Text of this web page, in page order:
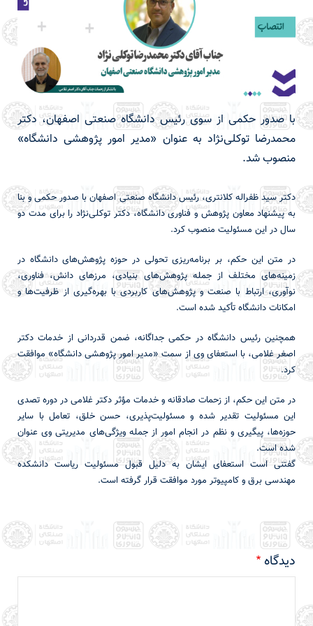
با صدور حکمی از سوی رئیس دانشگاه صنعتی اصفهان، دکتر
محمدرضا توکلی‌نژاد به عنوان «مدیر امور پژوهشی دانشگاه»
منصوب شد.
دکتر سید ظفراله کلانتری، رئیس دانشگاه صنعتی اصفهان با صدور حکمی و بنا
به پیشنهاد معاون پژوهش و فناوری دانشگاه، دکتر توکلی‌نژاد را برای مدت دو
سال در این مسئولیت منصوب کرد.
در متن این حکم، بر برنامه‌ریزی تحولی در حوزه پژوهش‌های دانشگاه در
زمینه‌های مختلف از جمله پژوهش‌های بنیادی، مرزهای دانش، فناوری،
نوآوری، ارتباط با صنعت و پژوهش‌های کاربردی با بهره‌گیری از ظرفیت‌ها و
امکانات دانشگاه تأکید شده است.
همچنین رئیس دانشگاه در حکمی جداگانه، ضمن قدردانی از خدمات دکتر
اصغر غلامی، با استعفای وی از سمت «مدیر امور پژوهشی دانشگاه» موافقت
کرد.
در متن این حکم، از زحمات صادقانه و خدمات مؤثر دکتر غلامی در دوره تصدی
این مسئولیت تقدیر شده و مسئولیت‌پذیری، حسن خلق، تعامل با سایر
حوزه‌ها، پیگیری و نظم در انجام امور از جمله ویژگی‌های مدیریتی وی عنوان
شده است.
گفتنی است استعفای ایشان به دلیل قبول مسئولیت ریاست دانشکده
مهندسی برق و کامپیوتر مورد موافقت قرار گرفته است.
دیدگاه